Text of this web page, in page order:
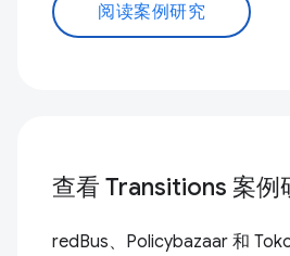
阅读案例研究
查看 Transitions 案例
redBus、Policybazaar 和